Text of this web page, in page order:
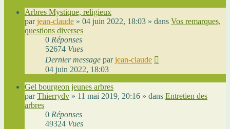
Arbres Mystique, religieux
parjean-claude » 04 juin 2022, 18:03 » dans Vos remarques,
questions diverses
0 Réponses
52674 Vues
Dernier message parjean-claude
04 juin 2022, 18:03
Gel bourgeon jeunes arbres
parThierrydv » 11 mai 2019, 20:16 » dans Entretien des
arbres
0 Réponses
49324 Vues